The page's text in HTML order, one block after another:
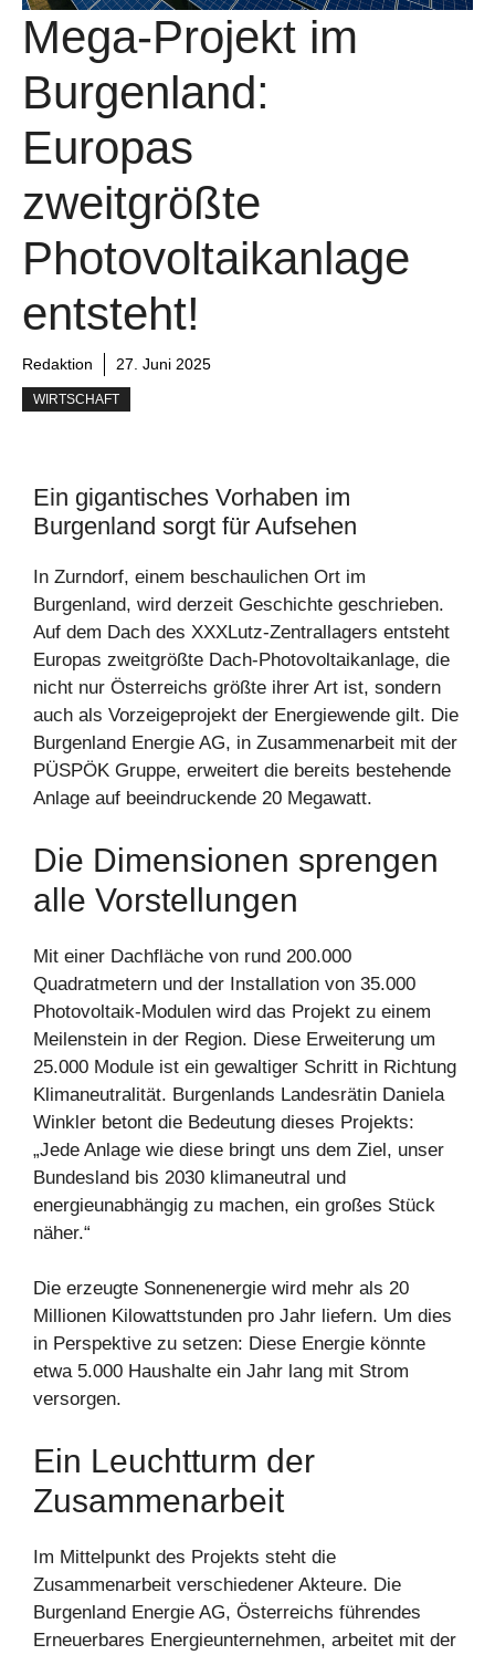
Mega-Projekt im
Burgenland:
Europas
zweitgrößte
Photovoltaikanlage
entsteht!
Redaktion 27. Juni 2025
WIRTSCHAFT
Ein gigantisches Vorhaben im
Burgenland sorgt für Aufsehen
In Zurndorf, einem beschaulichen Ort im
Burgenland, wird derzeit Geschichte geschrieben.
Auf dem Dach des XXXLutz-Zentrallagers entsteht
Europas zweitgrößte Dach-Photovoltaikanlage, die
nicht nur Österreichs größte ihrer Art ist, sondern
auch als Vorzeigeprojekt der Energiewende gilt. Die
Burgenland Energie AG, in Zusammenarbeit mit der
PÜSPÖK Gruppe, erweitert die bereits bestehende
Anlage auf beeindruckende 20 Megawatt.
Die Dimensionen sprengen
alle Vorstellungen
Mit einer Dachfläche von rund 200.000
Quadratmetern und der Installation von 35.000
Photovoltaik-Modulen wird das Projekt zu einem
Meilenstein in der Region. Diese Erweiterung um
25.000 Module ist ein gewaltiger Schritt in Richtung
Klimaneutralität. Burgenlands Landesrätin Daniela
Winkler betont die Bedeutung dieses Projekts:
„Jede Anlage wie diese bringt uns dem Ziel, unser
Bundesland bis 2030 klimaneutral und
energieunabhängig zu machen, ein großes Stück
näher.“
Die erzeugte Sonnenenergie wird mehr als 20
Millionen Kilowattstunden pro Jahr liefern. Um dies
in Perspektive zu setzen: Diese Energie könnte
etwa 5.000 Haushalte ein Jahr lang mit Strom
versorgen.
Ein Leuchtturm der
Zusammenarbeit
Im Mittelpunkt des Projekts steht die
Zusammenarbeit verschiedener Akteure. Die
Burgenland Energie AG, Österreichs führendes
Erneuerbares Energieunternehmen, arbeitet mit der